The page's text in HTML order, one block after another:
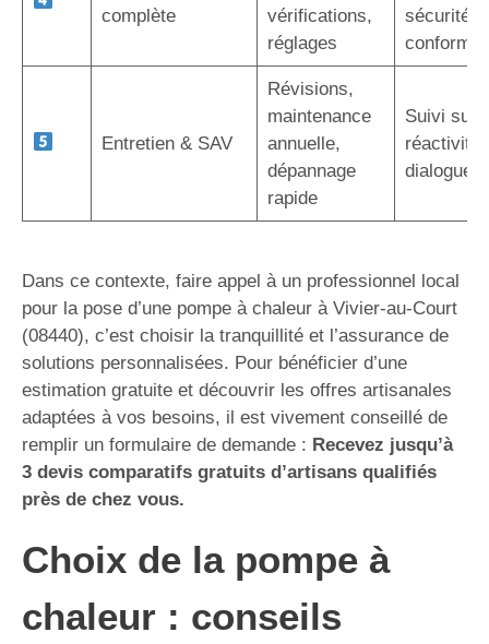
complète
vérifications,
réglages
sécurité
Entretien & SAV
Révisions,
maintenance
annuelle,
dépannage
rapide
Suivi sur
réactivité,
dialogue
Dans ce contexte, faire appel à un professionnel local
pour la pose d’une pompe à chaleur à Vivier-au-Court
(08440), c’est choisir la tranquillité et l’assurance de
solutions personnalisées. Pour bénéficier d’une
estimation gratuite et découvrir les offres artisanales
adaptées à vos besoins, il est vivement conseillé de
remplir un formulaire de demande : Recevez jusqu’à
3 devis comparatifs gratuits d’artisans qualifiés
près de chez vous.
Choix de la pompe à
chaleur : conseils